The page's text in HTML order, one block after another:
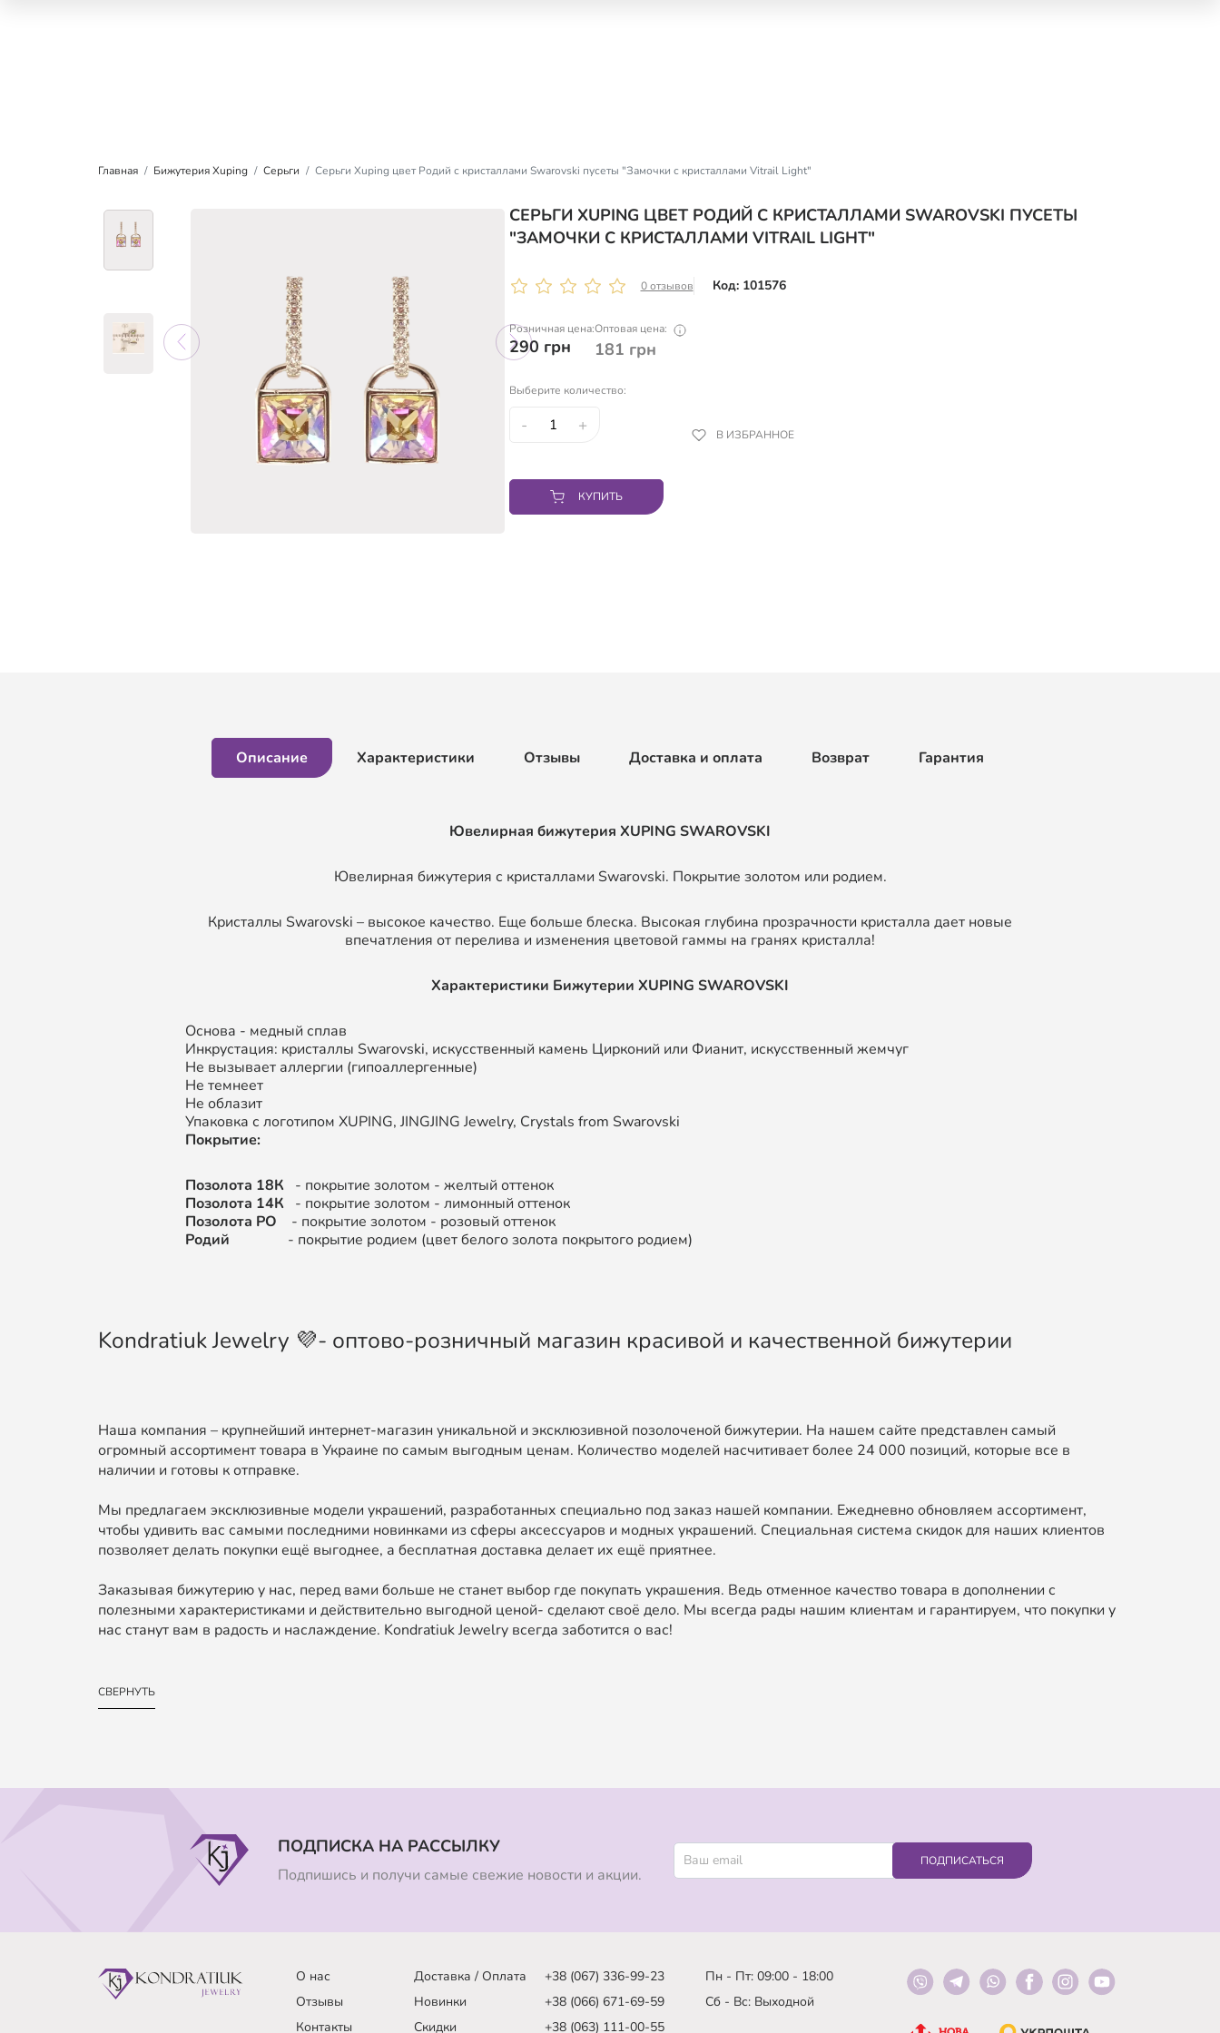
Главная Бижутерия Xuping Серьги Серьги Xuping цвет Родий с кристаллами Swarovski пусеты "Замочки с кристаллами Vitrail Light"
СЕРЬГИ XUPING ЦВЕТ РОДИЙ С КРИСТАЛЛАМИ SWAROVSKI ПУСЕТЫ
"ЗАМОЧКИ С КРИСТАЛЛАМИ VITRAIL LIGHT"
0 отзывов Код: 101576
Розничная цена:
290 грн
Оптовая цена:
181 грн
Выберите количество:
- + В ИЗБРАННОЕ
КУПИТЬ
Описание Характеристики Отзывы Доставка и оплата Возврат Гарантия
Ювелирная бижутерия XUPING SWAROVSKI
Ювелирная бижутерия с кристаллами Swarovski. Покрытие золотом или родием.
Кристаллы Swarovski – высокое качество. Еще больше блеска. Высокая глубина прозрачности кристалла дает новые
впечатления от перелива и изменения цветовой гаммы на гранях кристалла!
Характеристики Бижутерии XUPING SWAROVSKI
Основа - медный сплав
Инкрустация: кристаллы Swarovski, искусственный камень Цирконий или Фианит, искусственный жемчуг
Не вызывает аллергии (гипоаллергенные)
Не темнеет
Не облазит
Упаковка с логотипом XUPING, JINGJING Jewelry, Crystals from Swarovski
Покрытие:
Позолота 18К - покрытие золотом - желтый оттенок
Позолота 14К - покрытие золотом - лимонный оттенок
Позолота РО
- покрытие золотом - розовый оттенок
Родий - покрытие родием (цвет белого золота покрытого родием)
Kondratiuk Jewelry 💜- оптово-розничный магазин красивой и качественной бижутерии
Наша компания – крупнейший интернет-магазин уникальной и эксклюзивной позолоченой бижутерии. На нашем сайте представлен самый
огромный ассортимент товара в Украине по самым выгодным ценам. Количество моделей насчитивает более 24 000 позиций, которые все в
наличии и готовы к отправке.
Мы предлагаем эксклюзивные модели украшений, разработанных специально под заказ нашей компании. Ежедневно обновляем ассортимент,
чтобы удивить вас самыми последними новинками из сферы аксессуаров и модных украшений. Специальная система скидок для наших клиентов
позволяет делать покупки ещё выгоднее, а бесплатная доставка делает их ещё приятнее.
Заказывая бижутерию у нас, перед вами больше не станет выбор где покупать украшения. Ведь отменное качество товара в дополнении с
полезными характеристиками и действительно выгодной ценой- сделают своё дело. Мы всегда рады нашим клиентам и гарантируем, что покупки у
нас станут вам в радость и наслаждение. Kondratiuk Jewelry всегда заботится о вас!
СВЕРНУТЬ
ПОДПИСКА НА РАССЫЛКУ
Подпишись и получи самые свежие новости и акции.
ПОДПИСАТЬСЯ
О нас
Доставка / Оплата
Отзывы
Новинки
Контакты
Скидки
+38 (067) 336-99-23
+38 (066) 671-69-59
+38 (063) 111-00-55
Пн - Пт: 09:00 - 18:00
Сб - Вс: Выходной